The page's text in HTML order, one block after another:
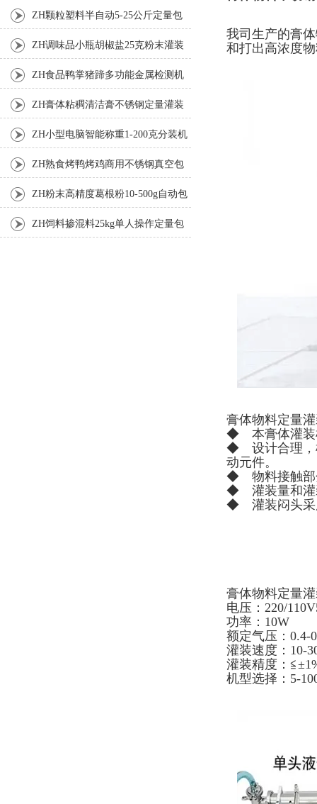
我司生产的膏
和打出高浓度
膏体物料定量
◆ 本膏体灌装
◆ 设计合理，
动元件。
◆ 物料接触部
◆ 灌装量和灌
◆ 灌装闷头采
膏体物料定量
电压：220/
功率：10W
额定气压：0.4-
灌装速度：10-
灌装精度：
机型选择：5-
ZH颗粒塑料半自动5-25公斤定量包
装机 ZH调味品小瓶胡椒盐25克粉末灌装
ZH食品鸭掌猪蹄多功能金属检测机
ZH膏体粘稠清洁膏不锈钢定量灌装
机厂家 ZH小型电脑智能称重1-200克分装机
ZH熟食烤鸭烤鸡商用不锈钢真空包
装机 ZH粉末高精度葛根粉10-500g自动包
装机 ZH饲料掺混料25kg单人操作定量包